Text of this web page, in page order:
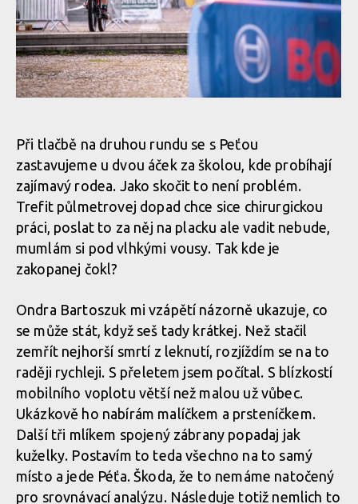
prolétl Leták
Report z Czech Downtown Series: Svatou horou nejrychleji
prolétl Leták
Report z Czech Downtown Series: Svatou horou nejrychleji
prolétl Leták
Report z Czech Downtown Series: Svatou horou nejrychleji
prolétl Leták
Report z Czech Downtown Series: Svatou horou nejrychleji
prolétl Leták
Report z Czech Downtown Series: Svatou horou nejrychleji
prolétl Leták
Report z Czech Downtown Series: Svatou horou nejrychleji
prolétl Leták
Report z Czech Downtown Series: Svatou horou nejrychleji
prolétl Leták
Report z Czech Downtown Series: Svatou horou nejrychleji
prolétl Leták
Report z Czech Downtown Series: Svatou horou nejrychleji
Report z Czech Downtown Series: Svatou horou nejrychleji
prolétl Leták
Report z Czech Downtown Series: Svatou horou nejrychleji
prolétl Leták
Při tlačbě na druhou rundu se s Peťou
zastavujeme u dvou áček za školou, kde probíhají
zajímavý rodea. Jako skočit to není problém.
Trefit půlmetrovej dopad chce sice chirurgickou
práci, poslat to za něj na placku ale vadit nebude,
mumlám si pod vlhkými vousy. Tak kde je
zakopanej čokl?
Ondra Bartoszuk mi vzápětí názorně ukazuje, co
se může stát, když seš tady krátkej. Než stačil
zemřít nejhorší smrtí z leknutí, rozjíždím se na to
raději rychleji. S přeletem jsem počítal. S blízkostí
mobilního voplotu větší než malou už vůbec.
Ukázkově ho nabírám malíčkem a prsteníčkem.
Další tři mlíkem spojený zábrany popadaj jak
kuželky. Postavím to teda všechno na to samý
místo a jede Péťa. Škoda, že to nemáme natočený
pro srovnávací analýzu. Následuje totiž nemlich to